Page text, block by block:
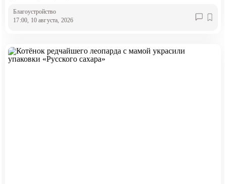
Благоустройство
17:00, 10 августа, 2026